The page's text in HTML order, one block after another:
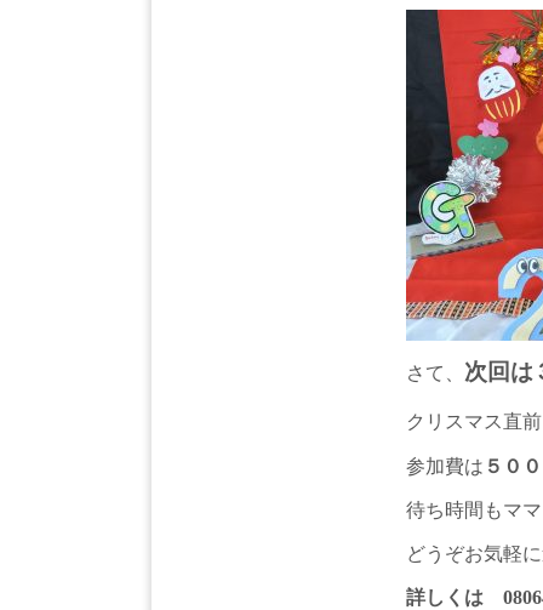
さて、 次回は
クリスマス直
参加費は ５０
待ち時間もマ
どうぞお気軽
詳しくは